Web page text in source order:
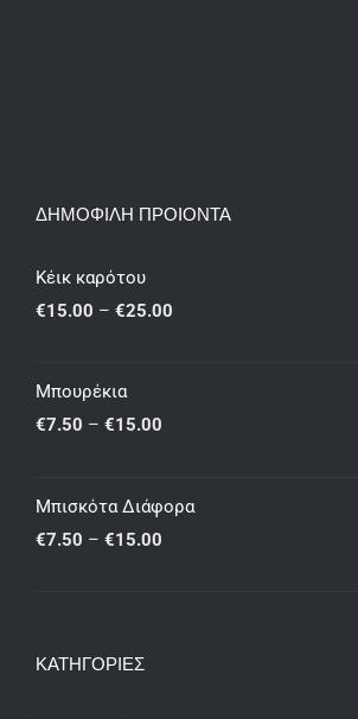
ΔΗΜΟΦΙΛΗ ΠΡΟΙΟΝΤΑ
Κέικ καρότου
€15.00 – €25.00
Μπουρέκια
€7.50 – €15.00
Μπισκότα Διάφορα
€7.50 – €15.00
ΚΑΤΗΓΟΡΙΕΣ